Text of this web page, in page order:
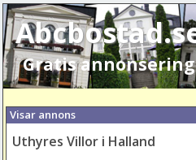
Gratis annonsering
Visar annons
Uthyres Villor i Halland